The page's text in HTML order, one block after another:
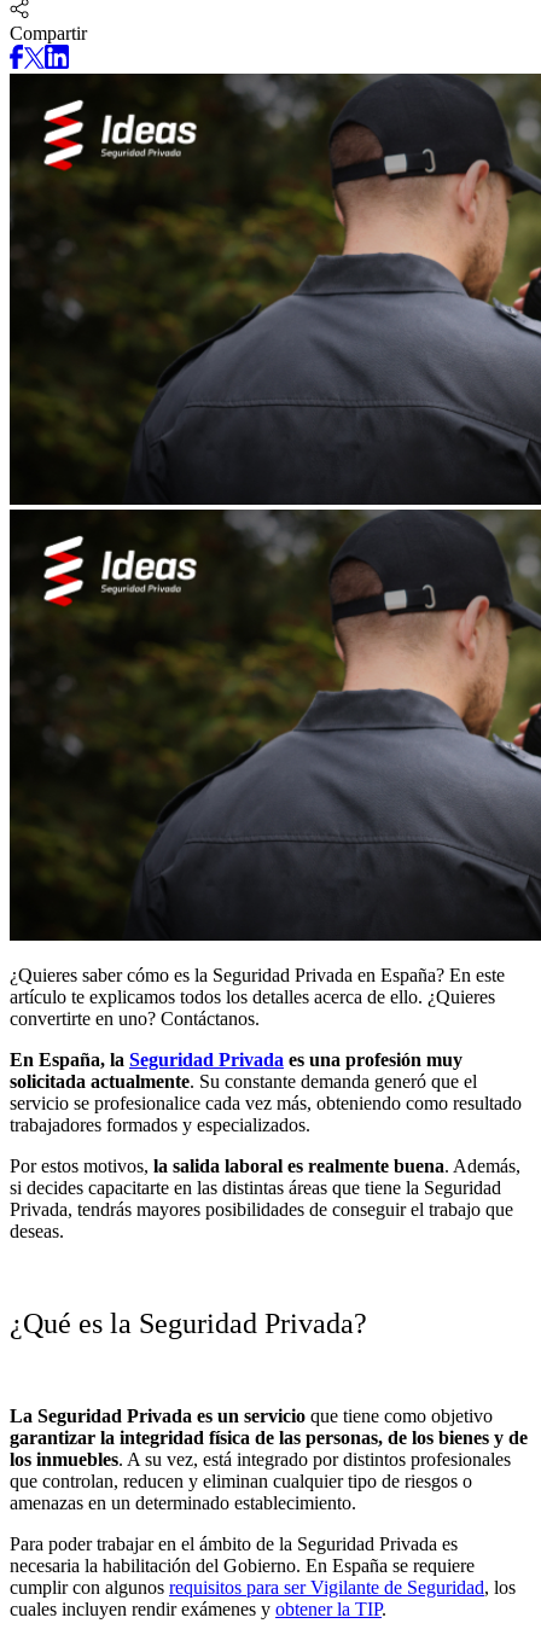
Compartir
¿Quieres saber cómo es la Seguridad Privada en España? En este
artículo te explicamos todos los detalles acerca de ello. ¿Quieres
convertirte en uno? Contáctanos.
En España, la Seguridad Privada es una profesión muy
solicitada actualmente. Su constante demanda generó que el
servicio se profesionalice cada vez más, obteniendo como resultado
trabajadores formados y especializados.
Por estos motivos, la salida laboral es realmente buena. Además,
si decides capacitarte en las distintas áreas que tiene la Seguridad
Privada, tendrás mayores posibilidades de conseguir el trabajo que
deseas.
¿Qué es la Seguridad Privada?
La Seguridad Privada es un servicio que tiene como objetivo
garantizar la integridad física de las personas, de los bienes y de
los inmuebles. A su vez, está integrado por distintos profesionales
que controlan, reducen y eliminan cualquier tipo de riesgos o
amenazas en un determinado establecimiento.
Para poder trabajar en el ámbito de la Seguridad Privada es
necesaria la habilitación del Gobierno. En España se requiere
cumplir con algunos requisitos para ser Vigilante de Seguridad, los
cuales incluyen rendir exámenes y obtener la TIP.